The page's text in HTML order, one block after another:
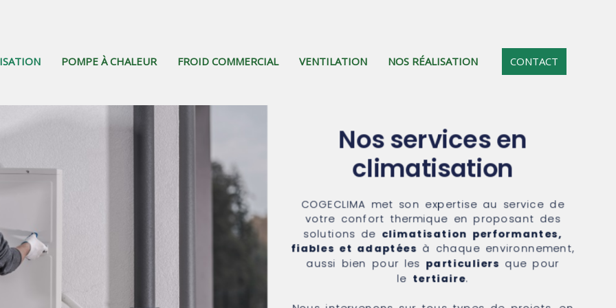
POMPE À CHALEUR FROID COMMERCIAL VENTILATION NOS RÉALISATION CONTACT
Nos services en
climatisation
COGECLIMA met son expertise au service de
votre confort thermique en proposant des
solutions de climatisation performantes,
fiables et adaptées à chaque environnement,
aussi bien pour les particuliers que pour
le tertiaire.